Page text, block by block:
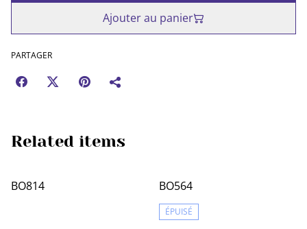
Ajouter au panier
PARTAGER
Related items
BO814 BO564
ÉPUISÉ